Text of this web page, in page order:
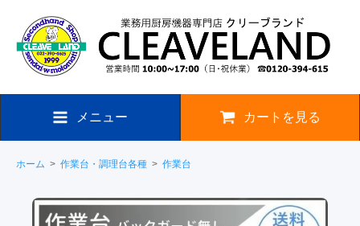
メニュー カートを見る
ホーム > 作業台・調理台各種 > 作業台